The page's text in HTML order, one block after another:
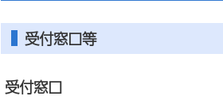
受付窓口等
受付窓口